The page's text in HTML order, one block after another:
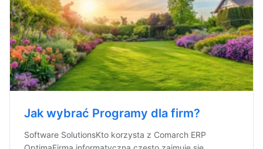
Jak wybrać Programy dla firm?
Software SolutionsKto korzysta z Comarch ERP